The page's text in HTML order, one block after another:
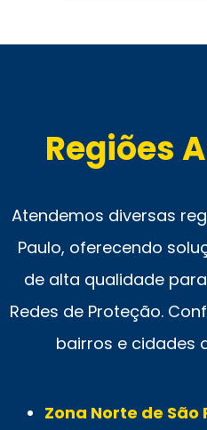
Regiões
Atendemos diversas
Paulo, oferecendo
de alta qualidade
Redes de Proteção.
bairros e cidades
Zona Norte de São